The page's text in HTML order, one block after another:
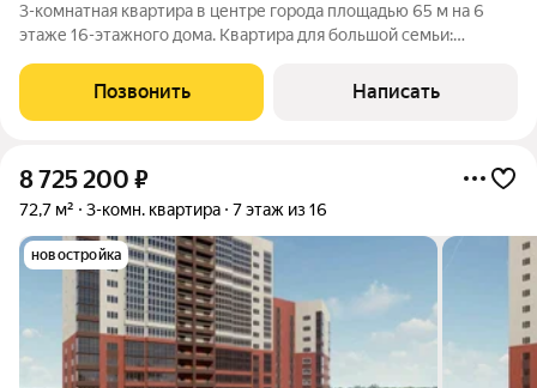
3-комнатная квартира в центре города площадью 65 м на 6
этаже 16-этажного дома. Квартира для большой семьи:
планировка: перепланировка выполнена официально и с умом,
что позволяет эффективно
Позвонить Написать
8 725 200 ₽
72,7 м² 3-комн. квартира 7 этаж из 16
новостройка